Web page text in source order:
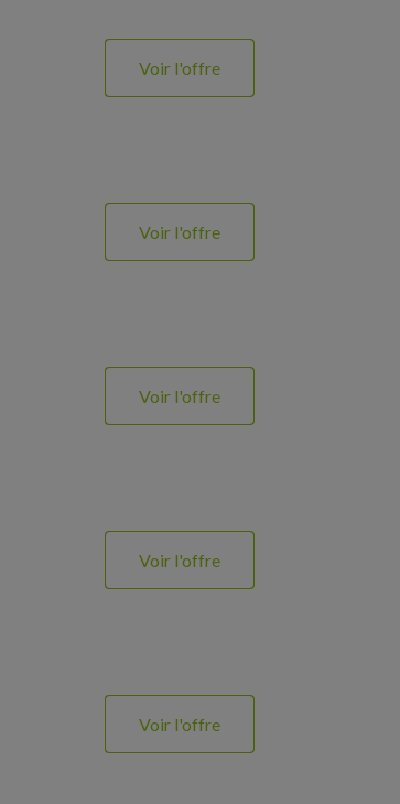
Voir l'offre
Voir l'offre
Voir l'offre
Voir l'offre
Voir l'offre